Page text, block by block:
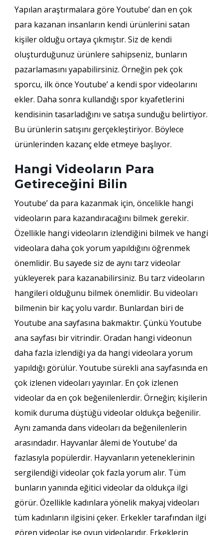
Yapılan araştırmalara göre Youtube’ dan en çok
para kazanan insanların kendi ürünlerini satan
kişiler olduğu ortaya çıkmıştır. Siz de kendi
oluşturduğunuz ürünlere sahipseniz, bunların
pazarlamasını yapabilirsiniz. Örneğin pek çok
sporcu, ilk önce Youtube’ a kendi spor videolarını
ekler. Daha sonra kullandığı spor kıyafetlerini
kendisinin tasarladığını ve satışa sunduğu belirtiyor.
Bu ürünlerin satışını gerçekleştiriyor. Böylece
ürünlerinden kazanç elde etmeye başlıyor.
Hangi Videoların Para
Getireceğini Bilin
Youtube’ da para kazanmak için, öncelikle hangi
videoların para kazandıracağını bilmek gerekir.
Özellikle hangi videoların izlendiğini bilmek ve hangi
videolara daha çok yorum yapıldığını öğrenmek
önemlidir. Bu sayede siz de aynı tarz videolar
yükleyerek para kazanabilirsiniz. Bu tarz videoların
hangileri olduğunu bilmek önemlidir. Bu videoları
bilmenin bir kaç yolu vardır. Bunlardan biri de
Youtube ana sayfasına bakmaktır. Çünkü Youtube
ana sayfası bir vitrindir. Oradan hangi videonun
daha fazla izlendiği ya da hangi videolara yorum
yapıldığı görülür. Youtube sürekli ana sayfasında en
çok izlenen videoları yayınlar. En çok izlenen
videolar da en çok beğenilenlerdir. Örneğin; kişilerin
komik duruma düştüğü videolar oldukça beğenilir.
Aynı zamanda dans videoları da beğenilenlerin
arasındadır. Hayvanlar âlemi de Youtube’ da
fazlasıyla popülerdir. Hayvanların yeteneklerinin
sergilendiği videolar çok fazla yorum alır. Tüm
bunların yanında eğitici videolar da oldukça ilgi
görür. Özellikle kadınlara yönelik makyaj videoları
tüm kadınların ilgisini çeker. Erkekler tarafından ilgi
gören videolar ise oyun videolarıdır. Erkeklerin